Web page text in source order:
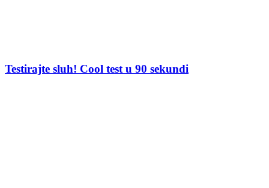
Testirajte sluh! Cool test u 90 sekundi